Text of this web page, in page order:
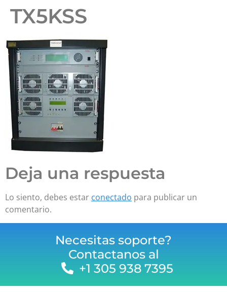
TX5KSS
Deja una respuesta
Lo siento, debes estar conectado para publicar un
comentario.
Necesitas soporte?
Contactanos al
+1 305 938 7395